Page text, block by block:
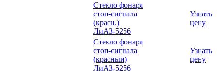
Стекло фонаря
стоп-сигнала
(красн.)
ЛиАЗ-5256
Узнать
цену
Стекло фонаря
стоп-сигнала
(красный)
ЛиАЗ-5256
Узнать
цену